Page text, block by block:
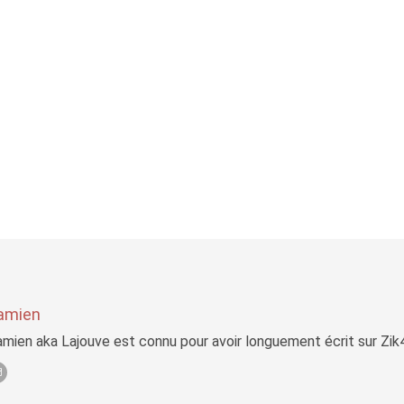
aka Lajouve est connu pour avoir longuement écrit sur